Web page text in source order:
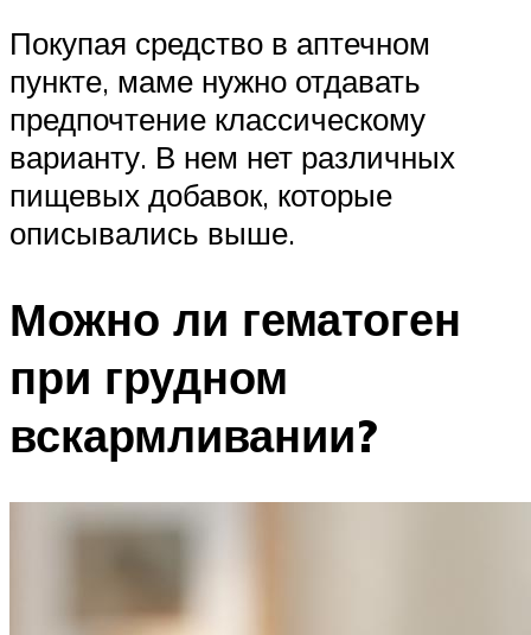
Покупая средство в аптечном
пункте, маме нужно отдавать
предпочтение классическому
варианту. В нем нет различных
пищевых добавок, которые
описывались выше.
Можно ли гематоген
при грудном
вскармливании?